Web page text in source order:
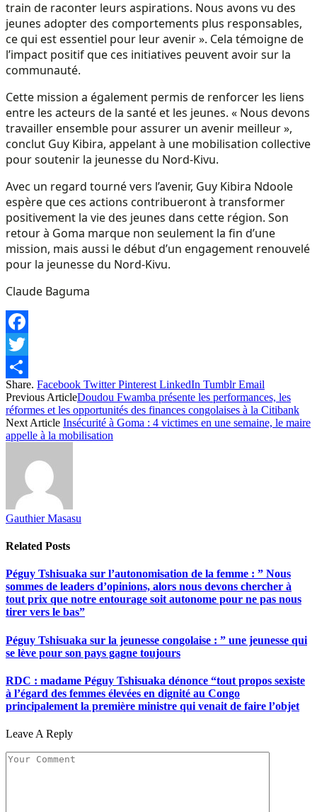
train de raconter leurs aspirations. Nous avons vu des
jeunes adopter des comportements plus responsables,
ce qui est essentiel pour leur avenir ». Cela témoigne de
l’impact positif que ces initiatives peuvent avoir sur la
communauté.
Cette mission a également permis de renforcer les liens
entre les acteurs de la santé et les jeunes. « Nous devons
travailler ensemble pour assurer un avenir meilleur »,
conclut Guy Kibira, appelant à une mobilisation collective
pour soutenir la jeunesse du Nord-Kivu.
Avec un regard tourné vers l’avenir, Guy Kibira Ndoole
espère que ces actions contribueront à transformer
positivement la vie des jeunes dans cette région. Son
retour à Goma marque non seulement la fin d’une
mission, mais aussi le début d’un engagement renouvelé
pour la jeunesse du Nord-Kivu.
Claude Baguma
Facebook
Twitter
Share
Share. Facebook Twitter Pinterest LinkedIn Tumblr Email
Previous ArticleDoudou Fwamba présente les performances, les
réformes et les opportunités des finances congolaises à la Citibank
Next Article Insécurité à Goma : 4 victimes en une semaine, le maire
appelle à la mobilisation
Gauthier Masasu
Related Posts
Péguy Tshisuaka sur l’autonomisation de la femme : ” Nous
sommes de leaders d’opinions, alors nous devons chercher à
tout prix que notre entourage soit autonome pour ne pas nous
tirer vers le bas”
Péguy Tshisuaka sur la jeunesse congolaise : ” une jeunesse qui
se lève pour son pays gagne toujours
RDC : madame Péguy Tshisuaka dénonce “tout propos sexiste
à l’égard des femmes élevées en dignité au Congo
principalement la première ministre qui venait de faire l’objet
Leave A Reply